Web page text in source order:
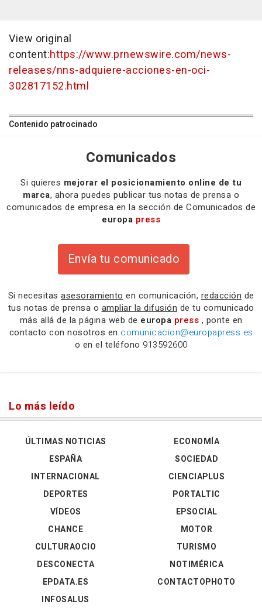
View original
content:https://www.prnewswire.com/news-
releases/nns-adquiere-acciones-en-oci-
302817152.html
Contenido patrocinado
Comunicados
Si quieres mejorar el posicionamiento online de tu
marca, ahora puedes publicar tus notas de prensa o
comunicados de empresa en la sección de Comunicados de
europa press
Envía tu comunicado
Si necesitas asesoramiento en comunicación, redacción de
tus notas de prensa o ampliar la difusión de tu comunicado
más allá de la página web de europa press , ponte en
contacto con nosotros en comunicacion@europapress.es
o en el teléfono 913592600
Lo más leído
ÚLTIMAS NOTICIAS
ESPAÑA
INTERNACIONAL
DEPORTES
VÍDEOS
ECONOMÍA
SOCIEDAD
CIENCIAPLUS
PORTALTIC
EPSOCIAL
CHANCE
CULTURAOCIO
DESCONECTA
EPDATA.ES
INFOSALUS
MOTOR
TURISMO
NOTIMÉRICA
CONTACTOPHOTO